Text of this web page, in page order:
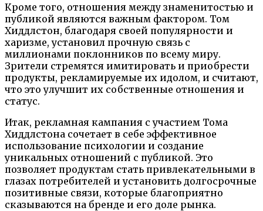
Кроме того, отношения между знаменитостью и
публикой являются важным фактором. Том
Хиддлстон, благодаря своей популярности и
харизме, установил прочную связь с
миллионами поклонников по всему миру.
Зрители стремятся имитировать и приобрести
продукты, рекламируемые их идолом, и считают,
что это улучшит их собственные отношения и
статус.
Итак, рекламная кампания с участием Тома
Хиддлстона сочетает в себе эффективное
использование психологии и создание
уникальных отношений с публикой. Это
позволяет продуктам стать привлекательными в
глазах потребителей и установить долгосрочные
позитивные связи, которые благоприятно
сказываются на бренде и его доле рынка.